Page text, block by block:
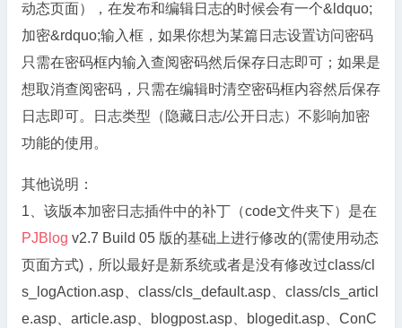
动态页面）
，在发布和编辑日志的时候会有一个&ldquo;
加密&rdquo;输入框，如果你想为某篇日志设置访问密码
只需在密码框内输入查阅密码然后保存日志即可；如果是
想取消查阅密码，只需在编辑时清空密码框内容然后保存
日志即可。日志类型（隐藏日志/公开日志）不影响加密
功能的使用。
其他说明：
1、该版本加密日志插件中的补丁（code文件夹下）是在
PJBlog v2.7 Build 05 版的基础上进行修改的(需使用动态
页面方式)，所以最好是新系统或者是没有修改过class/cl
s_logAction.asp、class/cls_default.asp、class/cls_articl
e.asp、article.asp、blogpost.asp、blogedit.asp、ConC